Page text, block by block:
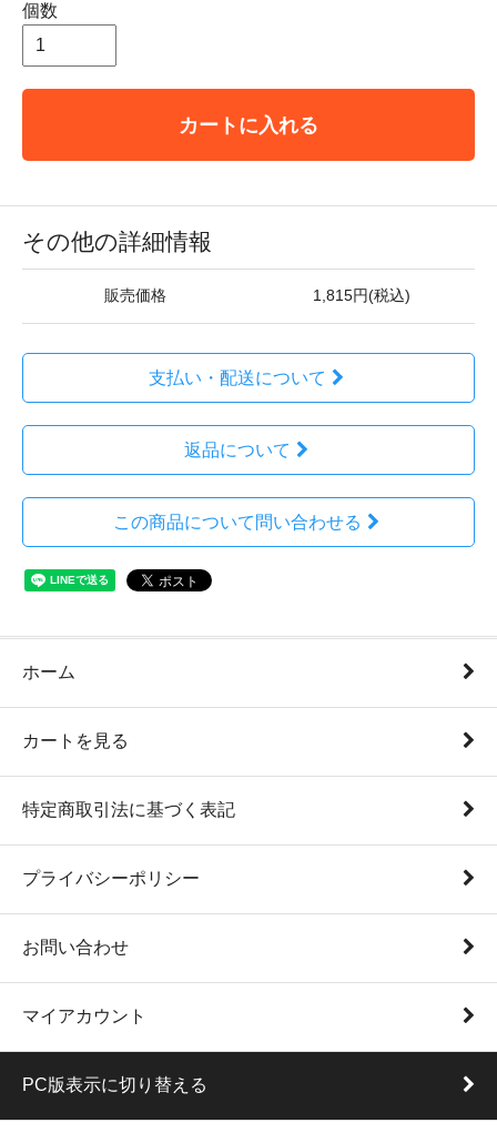
個数
カートに入れる
その他の詳細情報
販売価格 1,815円(税込)
支払い・配送について
返品について
この商品について問い合わせる
ホーム
カートを見る
特定商取引法に基づく表記
プライバシーポリシー
お問い合わせ
マイアカウント
PC版表示に切り替える